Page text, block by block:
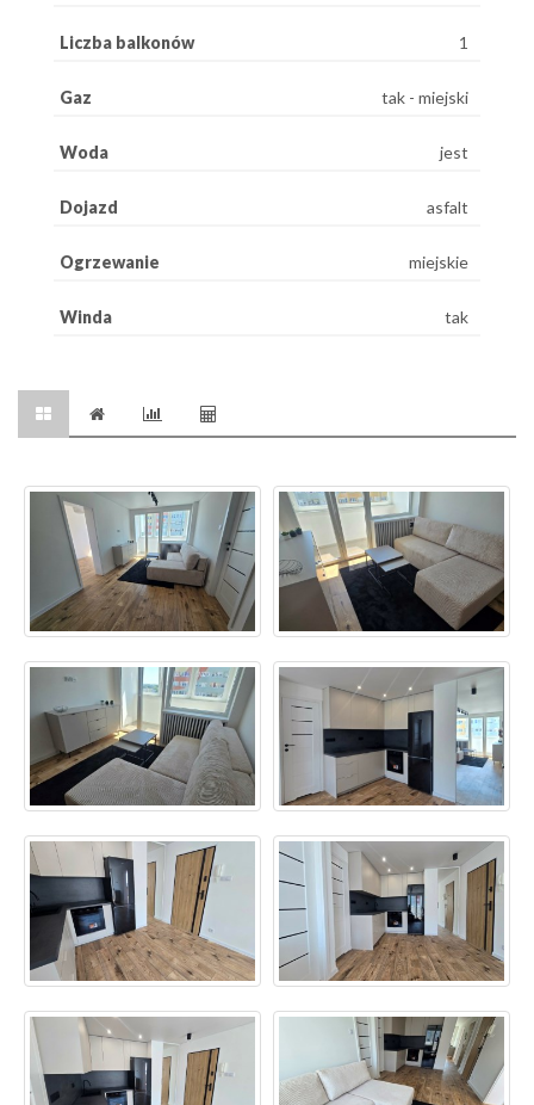
Liczba balkonów 1
Gaz tak - miejski
Woda jest
Dojazd asfalt
Ogrzewanie miejskie
Winda tak